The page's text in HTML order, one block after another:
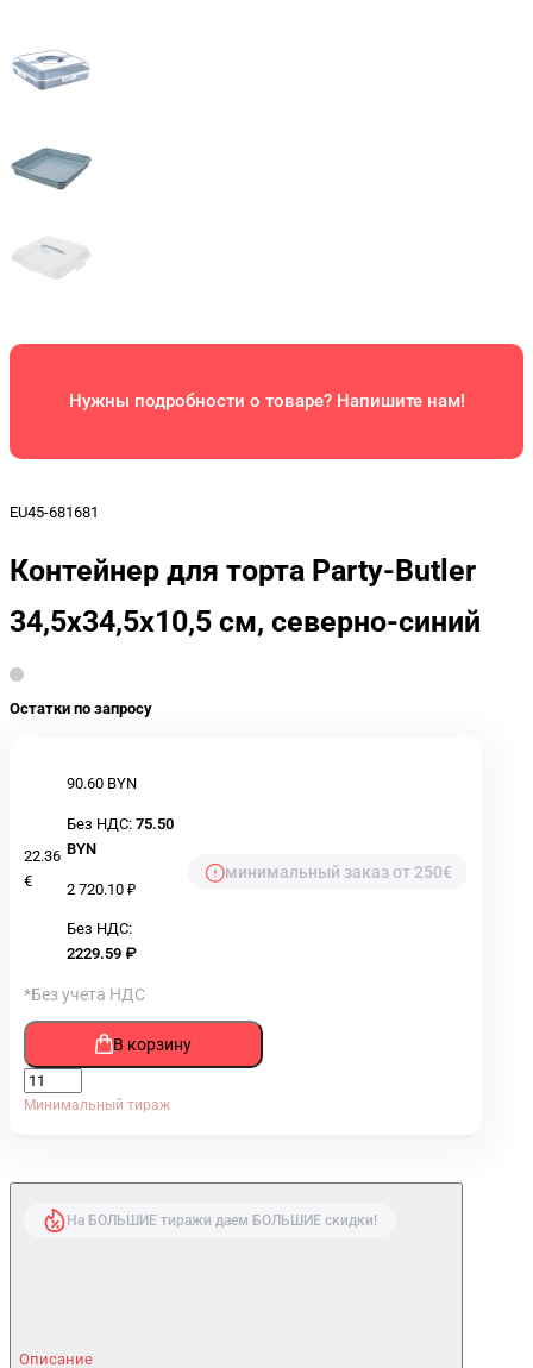
Нужны подробности о товаре? Напишите нам!
EU45-681681
Контейнер для торта Party-Butler
34,5x34,5x10,5 см, северно-синий
Остатки по запросу
22.36
€
90.60 BYN
Без НДС: 75.50
BYN
2 720.10 ₽
Без НДС:
2229.59 ₽
минимальный заказ от 250€
*Без учета НДС
В корзину
Минимальный тираж
На БОЛЬШИЕ тиражи даем БОЛЬШИЕ скидки!
Описание